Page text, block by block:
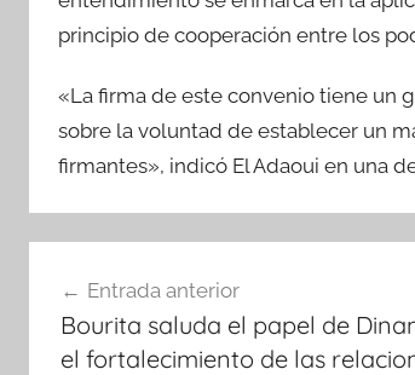
principio de cooperación entre los
«La firma de este convenio tiene un
sobre la voluntad de establecer un
firmantes», indicó El Adaoui en una
de
entradas
Entrada anterior
Bourita saluda el papel de
el fortalecimiento de las